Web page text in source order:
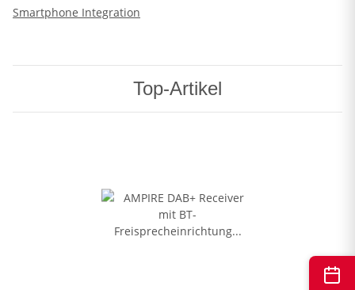
Smartphone Integration
Top-Artikel